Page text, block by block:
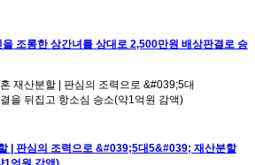
조롱한 상간녀를 상대로 2,500만원 배상판결로 승
| 판심의 조력으로 &#039;5대5&#039; 재산분할